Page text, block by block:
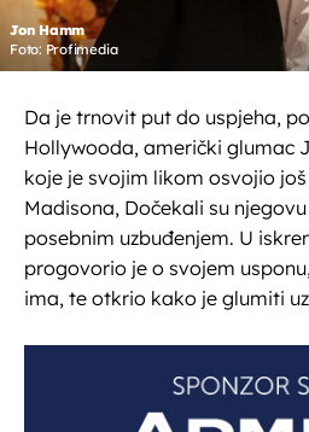
Jon Hamm
Foto: Profimedia
Da je trnovit put do uspjeha,
Hollywooda, američki glumac
koje je svojim likom osvojio
Madisona, Dočekali su
posebnim uzbuđenjem. U
progovorio je o svojem
ima, te otkrio kako je glumiti